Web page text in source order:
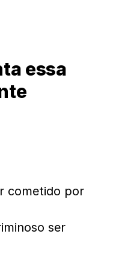
essa
cometido por
ser